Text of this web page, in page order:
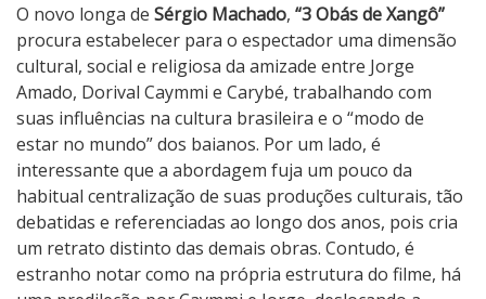
3
O
b
á
s
d
e
X
a
n
g
O novo longa de Sérgio Machado, “3 Obás de Xangô”
procura estabelecer para o espectador uma dimensão
cultural, social e religiosa da amizade entre Jorge
Amado, Dorival Caymmi e Carybé, trabalhando com
suas influências na cultura brasileira e o “modo de
estar no mundo” dos baianos. Por um lado, é
interessante que a abordagem fuja um pouco da
habitual centralização de suas produções culturais, tão
debatidas e referenciadas ao longo dos anos, pois cria
um retrato distinto das demais obras. Contudo, é
estranho notar como na própria estrutura do filme, há